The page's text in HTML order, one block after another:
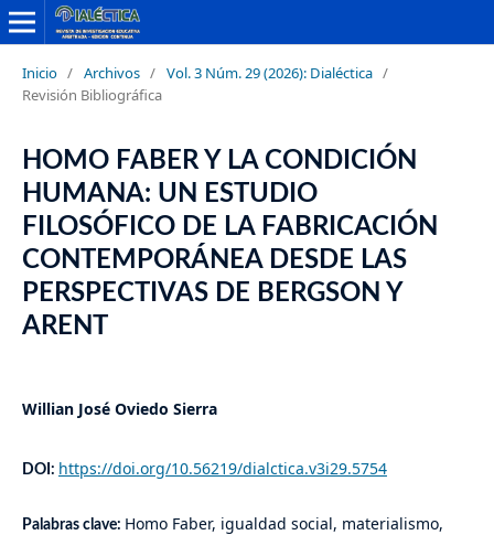
Inicio / Archivos / Vol. 3 Núm. 29 (2026): Dialéctica /
Revisión Bibliográfica
HOMO FABER Y LA CONDICIÓN
HUMANA: UN ESTUDIO
FILOSÓFICO DE LA FABRICACIÓN
CONTEMPORÁNEA DESDE LAS
PERSPECTIVAS DE BERGSON Y
ARENT
Willian José Oviedo Sierra
DOI: https://doi.org/10.56219/dialctica.v3i29.5754
Palabras clave: Homo Faber, igualdad social, materialismo,